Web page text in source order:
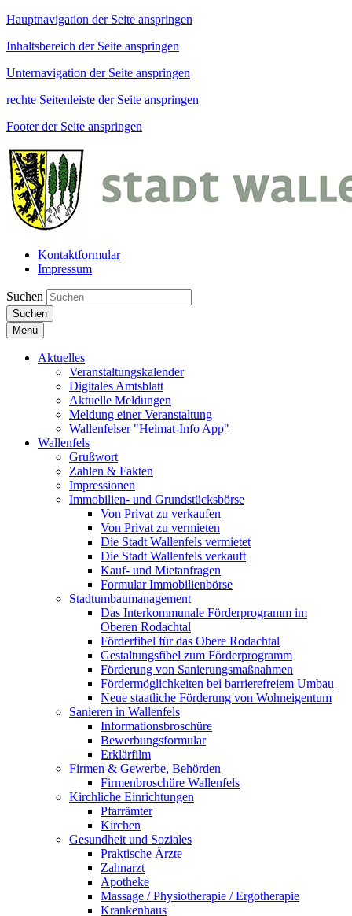
Hauptnavigation der Seite anspringen
Inhaltsbereich der Seite anspringen
Unternavigation der Seite anspringen
rechte Seitenleiste der Seite anspringen
Footer der Seite anspringen
Kontaktformular
Impressum
Suchen
Suchen
Menü
Aktuelles
Veranstaltungskalender
Digitales Amtsblatt
Aktuelle Meldungen
Meldung einer Veranstaltung
Wallenfelser "Heimat-Info App"
Wallenfels
Grußwort
Zahlen & Fakten
Impressionen
Immobilien- und Grundstücksbörse
Von Privat zu verkaufen
Von Privat zu vermieten
Die Stadt Wallenfels vermietet
Die Stadt Wallenfels verkauft
Kauf- und Mietanfragen
Formular Immobilienbörse
Stadtumbaumanagement
Das Interkommunale Förderprogramm im
Oberen Rodachtal
Förderfibel für das Obere Rodachtal
Gestaltungsfibel zum Förderprogramm
Förderung von Sanierungsmaßnahmen
Fördermöglichkeiten bei barrierefreiem Umbau
Neue staatliche Förderung von Wohneigentum
Sanieren in Wallenfels
Informationsbroschüre
Bewerbungsformular
Erklärfilm
Firmen & Gewerbe, Behörden
Firmenbroschüre Wallenfels
Kirchliche Einrichtungen
Pfarrämter
Kirchen
Gesundheit und Soziales
Praktische Ärzte
Zahnarzt
Apotheke
Massage / Physiotherapie / Ergotherapie
Krankenhaus